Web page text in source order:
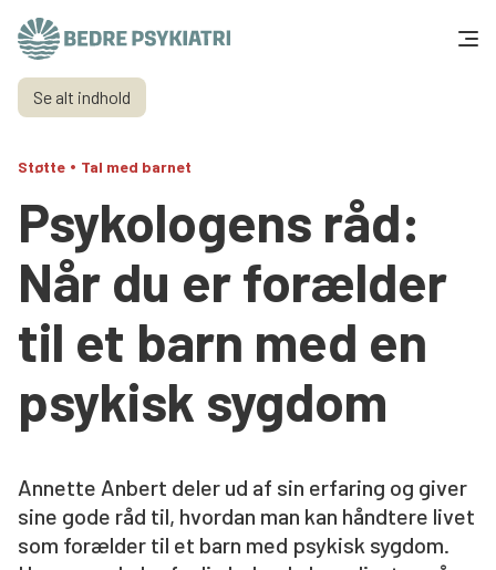
Skip to content
Få hjælp
Tal og fakta
Om os
Vær med
Presse og politik
Støt os
Søg
Se alt indhold
Støtte • Tal med barnet
Psykologens råd:
Når du er forælder
til et barn med en
psykisk sygdom
Annette Anbert deler ud af sin erfaring og giver
sine gode råd til, hvordan man kan håndtere livet
som forælder til et barn med psykisk sygdom.